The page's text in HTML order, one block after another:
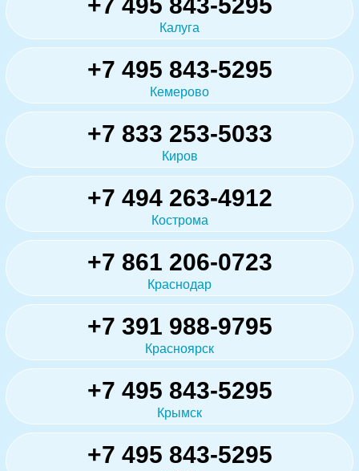
Калуга
+7 495 843-5295
Кемерово
+7 833 253-5033
Киров
+7 494 263-4912
Кострома
+7 861 206-0723
Краснодар
+7 391 988-9795
Красноярск
+7 495 843-5295
Крымск
+7 495 843-5295